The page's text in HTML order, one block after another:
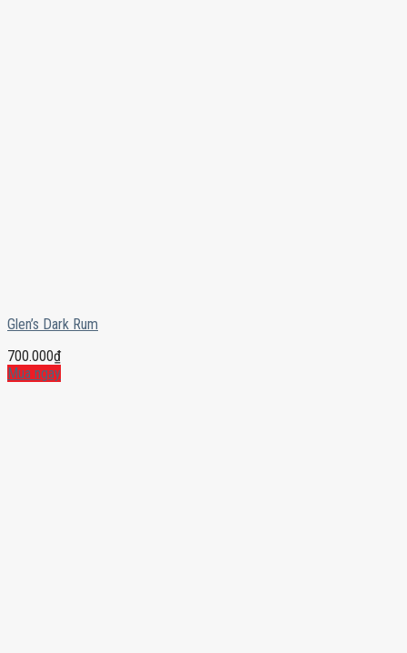
Glen’s Dark Rum
700.000₫
Mua ngay